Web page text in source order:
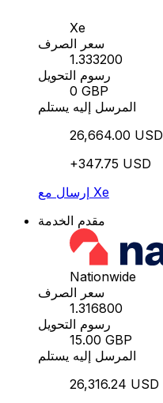
Xe
سعر الصرف
1.333200
رسوم التحويل
0 GBP
المرسل إليه يستلم
26,664.00 USD
+347.75 USD
إرسال مع Xe
مقدم الخدمة
Nationwide
سعر الصرف
1.316800
رسوم التحويل
15.00 GBP
المرسل إليه يستلم
26,316.24 USD